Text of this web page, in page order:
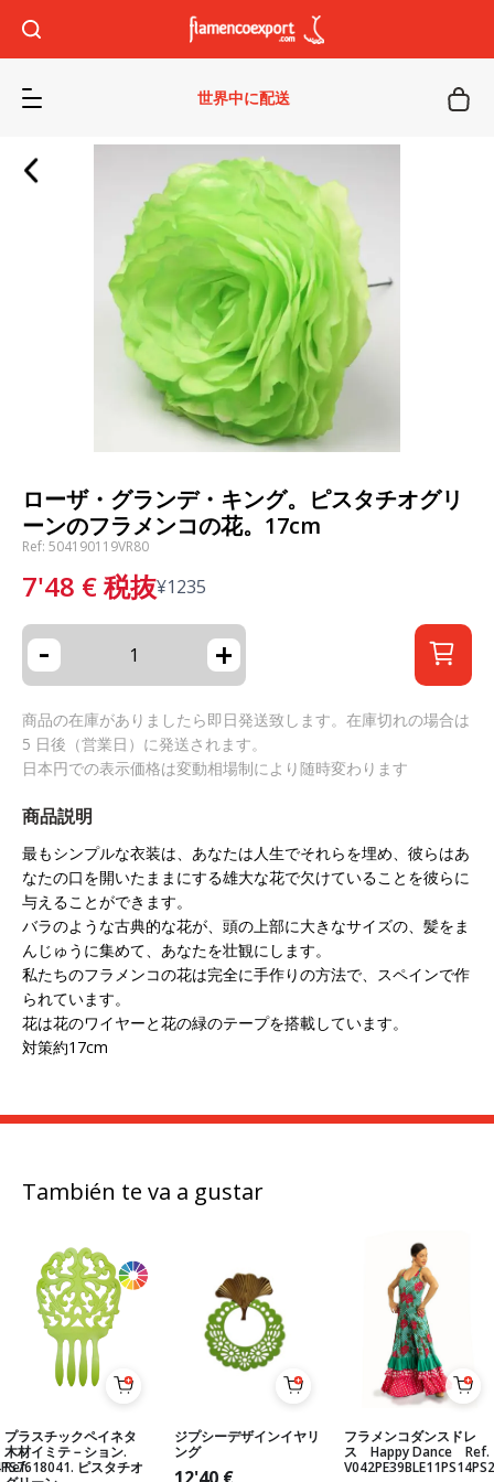
世界中に配送
ローザ・グランデ・キング。ピスタチオグリ
ーンのフラメンコの花。17cm
Ref: 504190119VR80
7'48 €税抜¥1235
- +
商品の在庫がありましたら即日発送致します。在庫切れの場合は
5 日後（営業日）に発送されます。
日本円での表示価格は変動相場制により随時変わります
商品説明
最もシンプルな衣装は、あなたは人生でそれらを埋め、彼らはあ
なたの口を開いたままにする雄大な花で欠けていることを彼らに
与えることができます。
バラのような古典的な花が、頭の上部に大きなサイズの、髪をま
んじゅうに集めて、あなたを壮観にします。
私たちのフラメンコの花は完全に手作りの方法で、スペインで作
られています。
花は花のワイヤーと花の緑のテープを搭載しています。
対策約17cm
También te va a gustar
プラスチックペイネタ
木材イミテ－ション.
Ref. 18041. ピスタチオ
ジプシーデザインイヤリ
ング
フラメンコダンスドレ
ス Happy Dance Ref.